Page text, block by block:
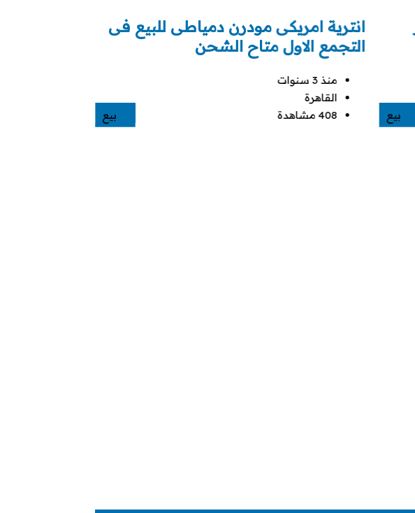
بيع بيع
انترية امريكى مودرن دمياطى للبيع فى
التجمع الاول متاح الشحن
منذ 3 سنوات
القاهرة
408 مشاهدة